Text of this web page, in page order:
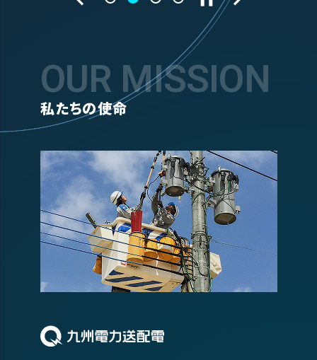
OUR MISSION
私たちの使命